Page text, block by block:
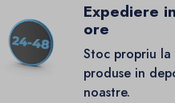
Expediere
ore
Stoc propriu la
produse in
noastre.